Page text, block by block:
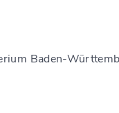
Baden-